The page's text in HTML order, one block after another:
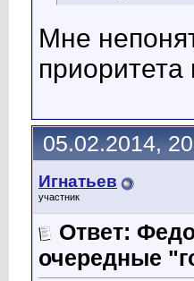
Мне
05.02.2014,
Игнатьев
участник
Ответ:
очередные